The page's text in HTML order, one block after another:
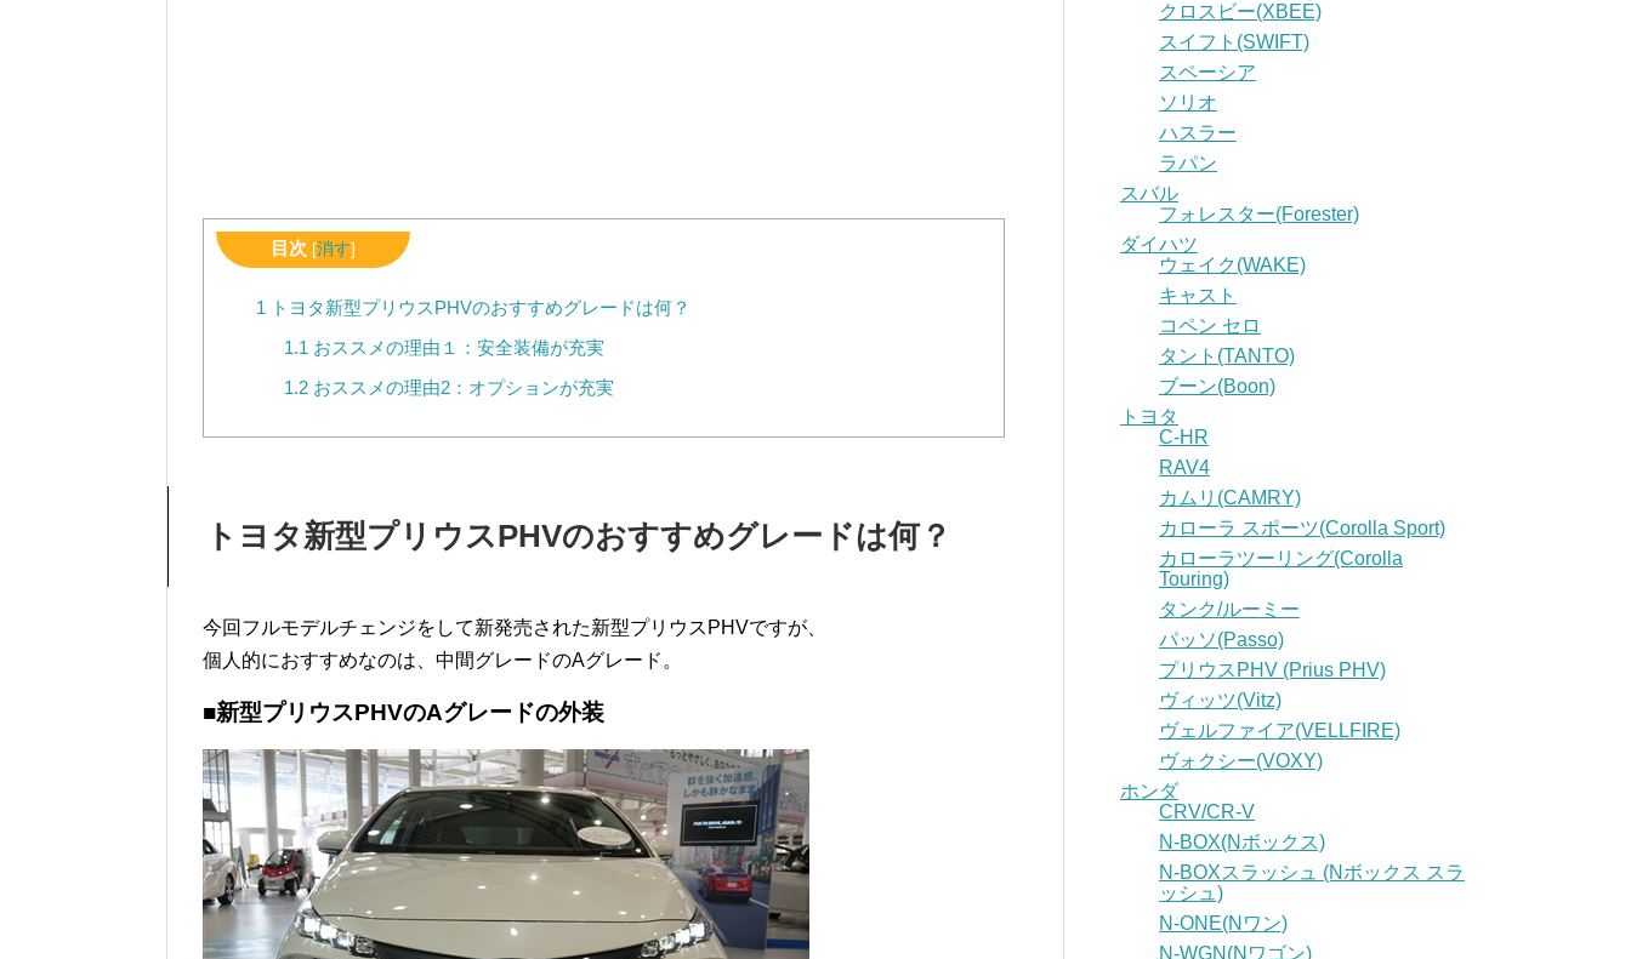
目次 [消す]
1 トヨタ新型プリウスPHVのおすすめグレードは何？
1.1 おススメの理由１：安全装備が充実
1.2 おススメの理由2：オプションが充実
トヨタ新型プリウスPHVのおすすめグレードは何？
今回フルモデルチェンジをして新発売された新型プリウスPHVですが、
個人的におすすめなのは、中間グレードのAグレード。
■新型プリウスPHVのAグレードの外装
クロスビー(XBEE)
スイフト(SWIFT)
スペーシア
ソリオ
ハスラー
ラパン
スバル
フォレスター(Forester)
ダイハツ
ウェイク(WAKE)
キャスト
コペン セロ
タント(TANTO)
ブーン(Boon)
トヨタ
C-HR
RAV4
カムリ(CAMRY)
カローラ スポーツ(Corolla Sport)
カローラツーリング(Corolla
Touring)
タンク/ルーミー
パッソ(Passo)
プリウスPHV (Prius PHV)
ヴィッツ(Vitz)
ヴェルファイア(VELLFIRE)
ヴォクシー(VOXY)
ホンダ
CRV/CR-V
N-BOX(Nボックス)
N-BOXスラッシュ (Nボックス スラ
ッシュ)
N-ONE(Nワン)
N-WGN(Nワゴン)